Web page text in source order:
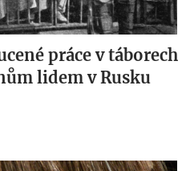
práce v táborech
lidem v Rusku